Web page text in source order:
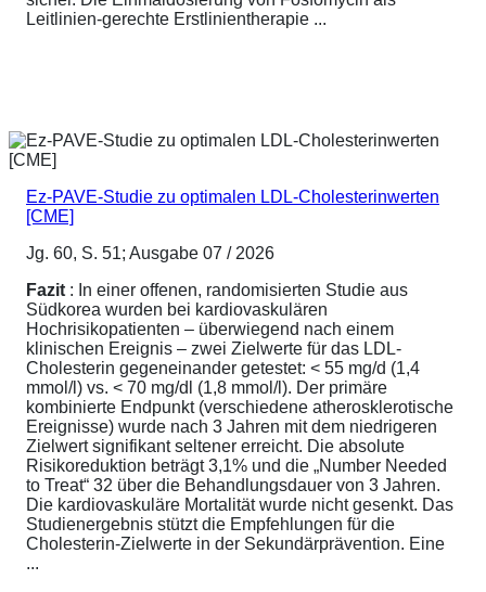
Leitlinien-gerechte Erstlinientherapie ...
Ez-PAVE-Studie zu optimalen LDL-Cholesterinwerten
[CME]
Jg. 60, S. 51; Ausgabe 07 / 2026
Fazit : In einer offenen, randomisierten Studie aus
Südkorea wurden bei kardiovaskulären
Hochrisikopatienten – überwiegend nach einem
klinischen Ereignis – zwei Zielwerte für das LDL-
Cholesterin gegeneinander getestet: < 55 mg/d (1,4
mmol/l) vs. < 70 mg/dl (1,8 mmol/l). Der primäre
kombinierte Endpunkt (verschiedene atherosklerotische
Ereignisse) wurde nach 3 Jahren mit dem niedrigeren
Zielwert signifikant seltener erreicht. Die absolute
Risikoreduktion beträgt 3,1% und die „Number Needed
to Treat“ 32 über die Behandlungsdauer von 3 Jahren.
Die kardiovaskuläre Mortalität wurde nicht gesenkt. Das
Studienergebnis stützt die Empfehlungen für die
Cholesterin-Zielwerte in der Sekundärprävention. Eine
...